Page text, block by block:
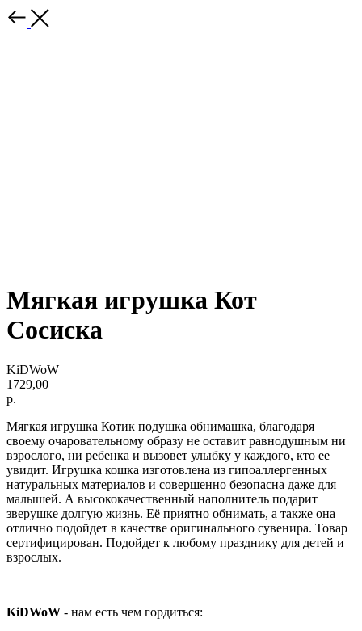
Мягкая игрушка Кот
Сосиска
KiDWoW
1729,00
р.
Мягкая игрушка Котик подушка обнимашка, благодаря
своему очаровательному образу не оставит равнодушным ни
взрослого, ни ребенка и вызовет улыбку у каждого, кто ее
увидит. Игрушка кошка изготовлена из гипоаллергенных
натуральных материалов и совершенно безопасна даже для
малышей. А высококачественный наполнитель подарит
зверушке долгую жизнь. Её приятно обнимать, а также она
отлично подойдет в качестве оригинального сувенира. Товар
сертифицирован. Подойдет к любому празднику для детей и
взрослых.
KiDWoW - нам есть чем гордиться: